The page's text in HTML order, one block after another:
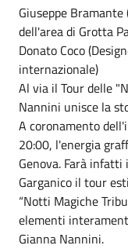
Giuseppe
dell'area di Grotta
Donato Coco
internazionale)
Al via il Tour delle
Nannini unisce la
A coronamento
20:00, l'energia
Genova. Farà
Garganico il tour
“Notti Magiche
elementi
Gianna Nannini.